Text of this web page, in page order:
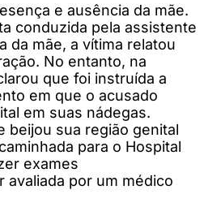
e ausência da mãe.
conduzida pela assistente
da mãe, a vítima relatou
No entanto, na
que foi instruída a
em que o acusado
em suas nádegas.
beijou sua região genital
para o Hospital
exames
avaliada por um médico